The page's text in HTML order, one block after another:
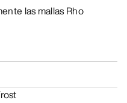
las mallas Rho